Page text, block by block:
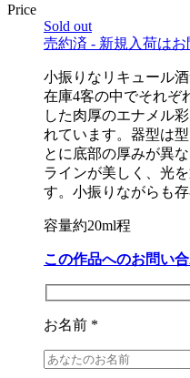
Price
Sold out
売約済 - 新規入荷は
小振りなリキュール
在庫4客の中でそれぞ
した肉厚のエナメル
れています。器型は
とに底部の厚みが異
ラインが美しく、光
す。小振りながらも
容量約20ml程
この作品へのお問い
お名前 *